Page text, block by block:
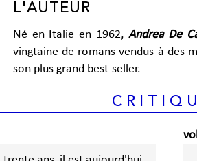
L'AUTEUR
Né en Italie en 1962, Andrea De
vingtaine de romans vendus à des
son plus grand best-seller.